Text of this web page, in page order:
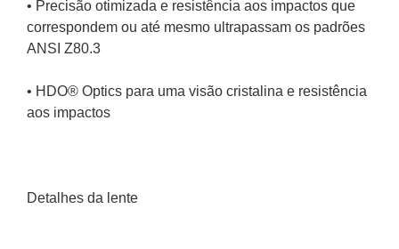
• Precisão otimizada e resistência aos impactos que
correspondem ou até mesmo ultrapassam os padrões
ANSI Z80.3
• HDO® Optics para uma visão cristalina e resistência
aos impactos
Detalhes da lente